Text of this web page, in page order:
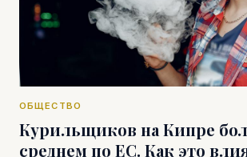
ОБЩЕСТВО
Курильщиков на Кипре
среднем по ЕС. Как это